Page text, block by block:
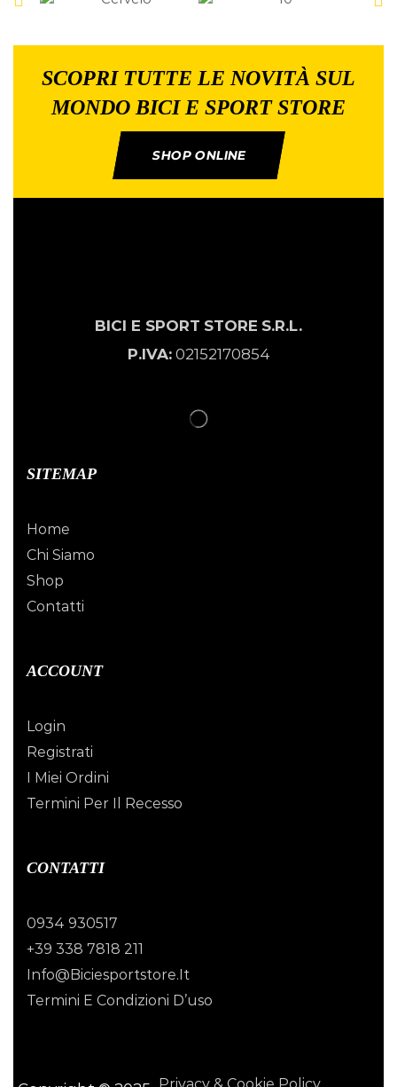
SCOPRI TUTTE LE NOVITÀ SUL
MONDO BICI E SPORT STORE
SHOP ONLINE
BICI E SPORT STORE S.R.L.
P.IVA:02152170854
SITEMAP
Home
Chi Siamo
Shop
Contatti
ACCOUNT
Login
Registrati
I Miei Ordini
Termini Per Il Recesso
CONTATTI
0934 930517
+39 338 7818 211
Info@biciesportstore.it
Termini E Condizioni D’uso